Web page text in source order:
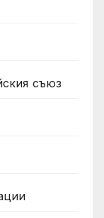
съюз